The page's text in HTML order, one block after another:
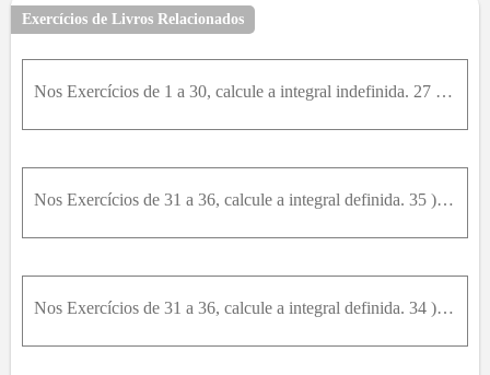
Exercícios de Livros Relacionados
Nos Exercícios de 1 a 30, calcule a integral indefinida. 27 ) ∫ s e c 3 ( x ) tg 4 ⁡ ( x ) . d x
Nos Exercícios de 31 a 36, calcule a integral definida. 35 ) ∫ π 4 π 2 cos 4 ⁡ ( t ) sen 6 ⁡ ( t ) . d t
Nos Exercícios de 31 a 36, calcule a integral definida. 34 ) ∫ 0 π 3 t g 3 x sec ⁡ x . d x